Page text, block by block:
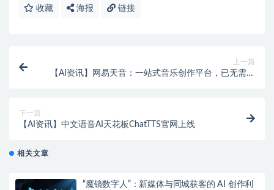
收藏 海报 链接
上一篇
【AI资讯】网易天音：一站式音乐创作平台，已无需邀
下一篇
【AI资讯】中文语音AI天花板ChatTTS官网上线
相关文章
“魔镜数字人”：新媒体与同城获客的 AI 创作利